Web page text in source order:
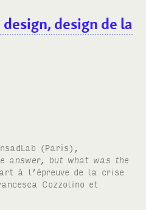
design de la
(Paris),
answer, but what was the
à l’épreuve de la crise
Cozzolino et